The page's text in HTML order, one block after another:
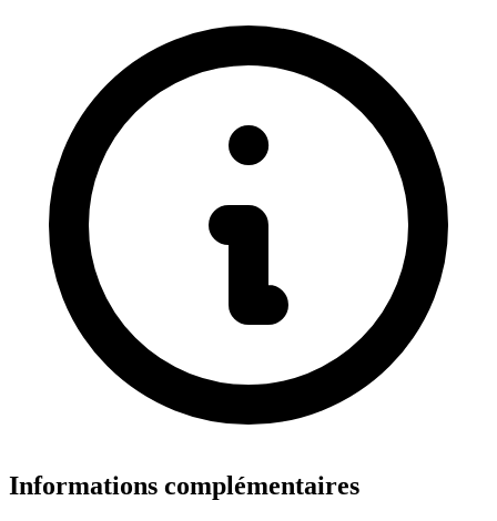
Informations complémentaires